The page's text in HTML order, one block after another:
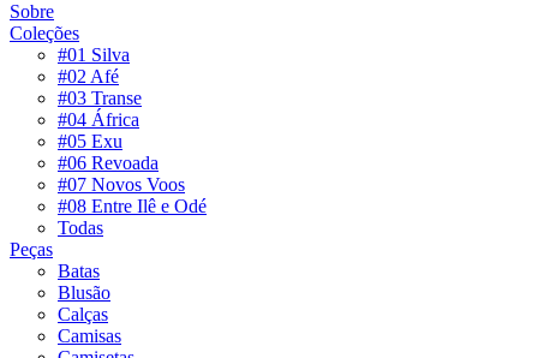
Sobre
Coleções
#01 Silva
#02 Afé
#03 Transe
#04 África
#05 Exu
#06 Revoada
#07 Novos Voos
#08 Entre Ilê e Odé
Todas
Peças
Batas
Blusão
Calças
Camisas